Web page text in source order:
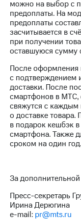
акций
Рынок
облигаций
Описание
о
погашении
именных
облигаций
Другое
Реквизиты
деловая этика
можно на выбор с
предоплаты. На
предоплаты
засчитывается в
при получении
оставшуюся сумму
После оформления
с подтверждением
доставки. После
смартфонов в
свяжутся с
о доставке товара.
в подарок кешбэк
смартфона. Также
сроком на один год.
За
Пресс-секретарь
Ирина Дерюгина
e-mail: pr@mts.ru